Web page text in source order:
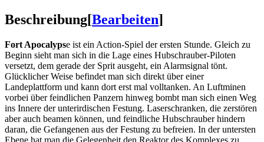
Beschreibung[Bearbeiten]
Fort Apocalypse ist ein Action-Spiel der ersten Stunde. Gleich zu
Beginn sieht man sich in die Lage eines Hubschrauber-Piloten
versetzt, dem gerade der Sprit ausgeht, ein Alarmsignal tönt.
Glücklicher Weise befindet man sich direkt über einer
Landeplattform und kann dort erst mal volltanken. An Luftminen
vorbei über feindlichen Panzern hinweg bombt man sich einen Weg
ins Innere der unterirdischen Festung. Laserschranken, die zerstören
aber auch beamen können, und feindliche Hubschrauber hindern
daran, die Gefangenen aus der Festung zu befreien. In der untersten
Ebene hat man die Gelegenheit den Reaktor des Komplexes zu